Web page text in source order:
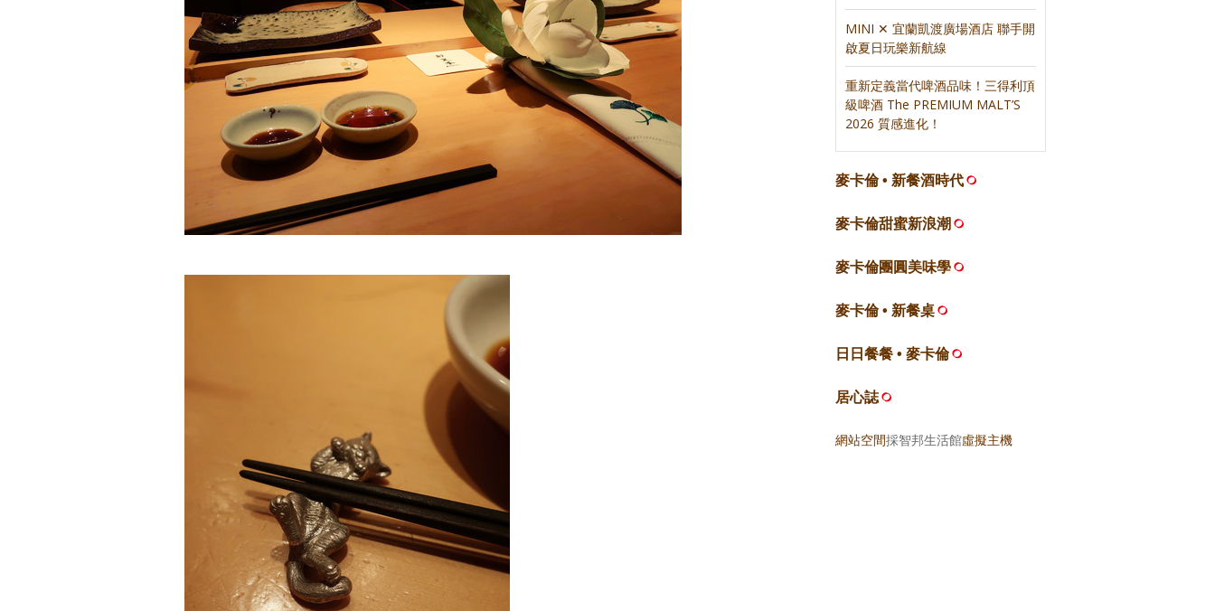
MINI ✕ 宜蘭凱渡廣場酒店 聯手開
啟夏日玩樂新航線
重新定義當代啤酒品味！三得利頂
級啤酒 The PREMIUM MALT’S
2026 質感進化！
麥卡倫 • 新餐酒時代
麥卡倫甜蜜新浪潮
麥卡倫團圓美味學
麥卡倫 • 新餐桌
日日餐餐 • 麥卡倫
居心誌
網站空間採智邦生活館虛擬主機